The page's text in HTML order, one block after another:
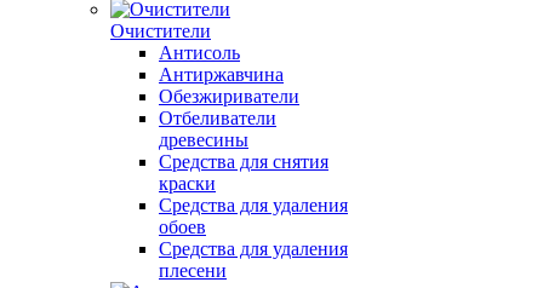
Очистители
Антисоль
Антиржавчина
Обезжириватели
Отбеливатели
древесины
Средства для снятия
краски
Средства для удаления
обоев
Средства для удаления
плесени